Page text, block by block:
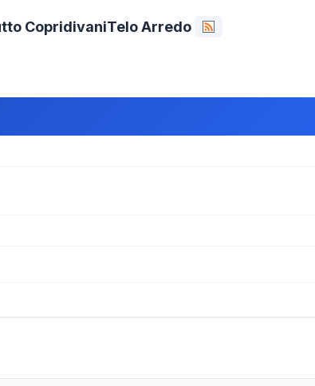
CopridivaniTelo Arredo